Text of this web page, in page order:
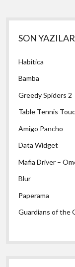
Yan
Menü
SON YAZILAR
Habitica
Bamba
Greedy Spiders 2
Table Tennis
Amigo Pancho
Data Widget
Mafia Driver –
Blur
Paperama
Guardians of the